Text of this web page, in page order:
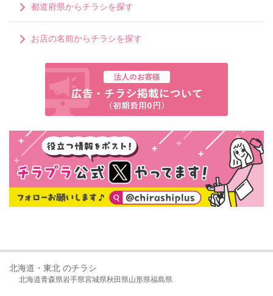
都道府県からチラシを探す
お店の名前からチラシを探す
北海道・東北 のチラシ
北海道青森県岩手県宮城県秋田県山形県福島県